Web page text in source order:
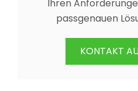
Ihren
passgenauen
KONTAKT